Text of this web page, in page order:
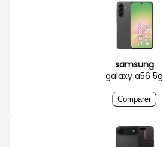
samsung
galaxy a56 5g
Comparer